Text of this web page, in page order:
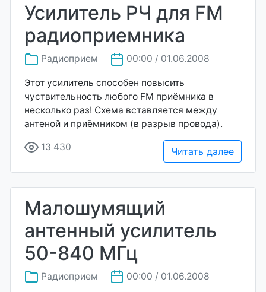
Усилитель РЧ для FM
радиоприемника
Радиоприем 00:00 / 01.06.2008
Этот усилитель способен повысить
чуствительность любого FM приёмника в
несколько раз! Схема вставляется между
антеной и приёмником (в разрыв провода).
13 430 Читать далее
Малошумящий
антенный усилитель
50-840 МГц
Радиоприем 00:00 / 01.06.2008